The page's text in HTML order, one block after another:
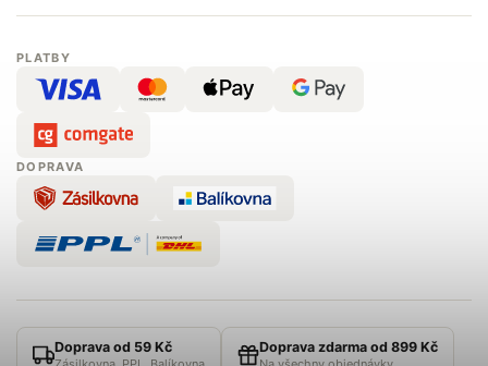
PLATBY
DOPRAVA
Doprava od 59 Kč Doprava zdarma od 899 Kč